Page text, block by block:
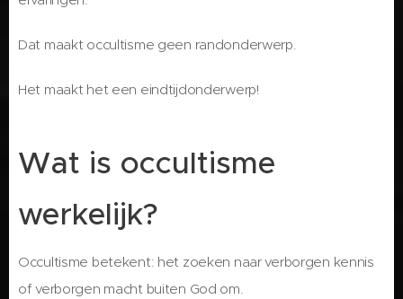
Dat maakt occultisme geen randonderwerp.
Het maakt het een eindtijdonderwerp!
Wat is occultisme
werkelijk?
Occultisme betekent: het zoeken naar verborgen kennis
of verborgen macht buiten God om.